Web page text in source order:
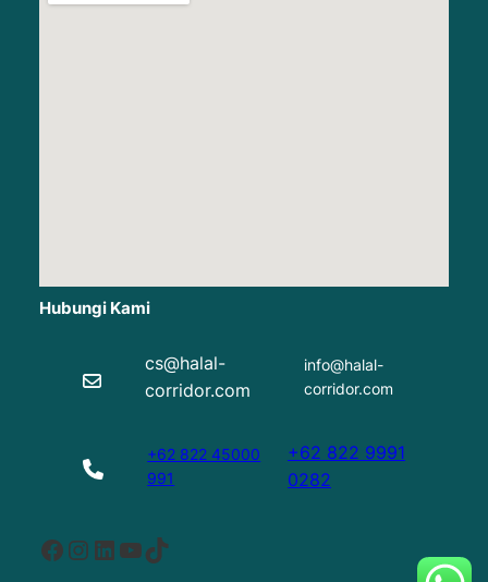
Hubungi Kami
cs@halal-
corridor.com
info@halal-
corridor.com
+62 822 45000
991
+62 822 9991
0282
Facebook Instagram LinkedIn YouTube TikTok